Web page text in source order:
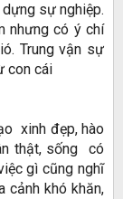
sự nghiệp.
nhưng có ý chí
Trung vận sự
con cái
xinh đẹp, hào
thật, sống có
gì cũng nghĩ
cảnh khó khăn,